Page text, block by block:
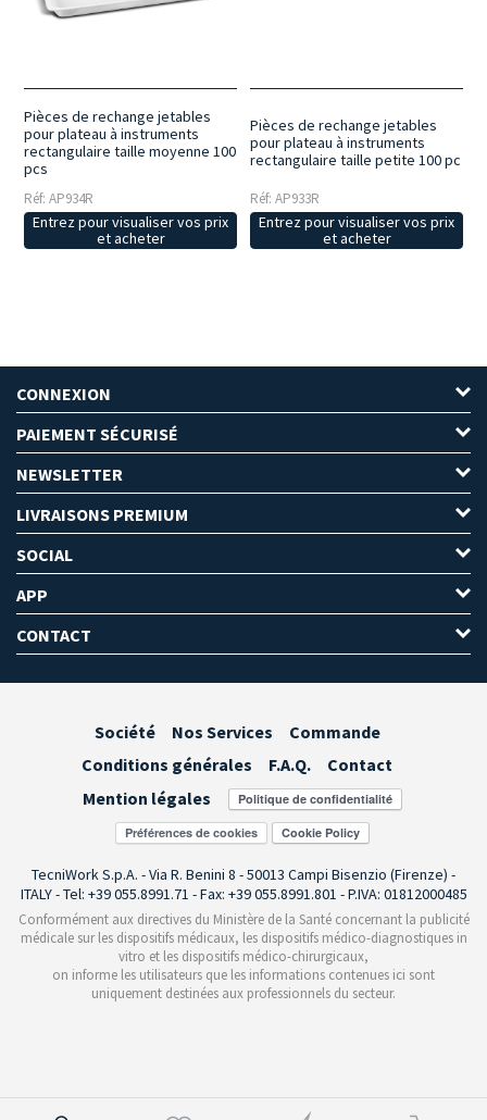
Pièces de rechange jetables
pour plateau à instruments
rectangulaire taille moyenne 100
pcs
Réf: AP934R
Entrez pour visualiser vos prix
et acheter
Pièces de rechange jetables
pour plateau à instruments
rectangulaire taille petite 100 pc
Réf: AP933R
Entrez pour visualiser vos prix
et acheter
CONNEXION
PAIEMENT SÉCURISÉ
NEWSLETTER
LIVRAISONS PREMIUM
SOCIAL
APP
CONTACT
Société Nos Services
Commande
Conditions générales
F.A.Q.
Contact
Mention légales
Préférences de cookies
TecniWork S.p.A. - Via R. Benini 8 - 50013 Campi Bisenzio (Firenze) -
ITALY - Tel: +39 055.8991.71 - Fax: +39 055.8991.801 - P.IVA: 01812000485
Conformément aux directives du Ministère de la Santé concernant la publicité
médicale sur les dispositifs médicaux, les dispositifs médico-diagnostiques in
vitro et les dispositifs médico-chirurgicaux,
on informe les utilisateurs que les informations contenues ici sont
uniquement destinées aux professionnels du secteur.